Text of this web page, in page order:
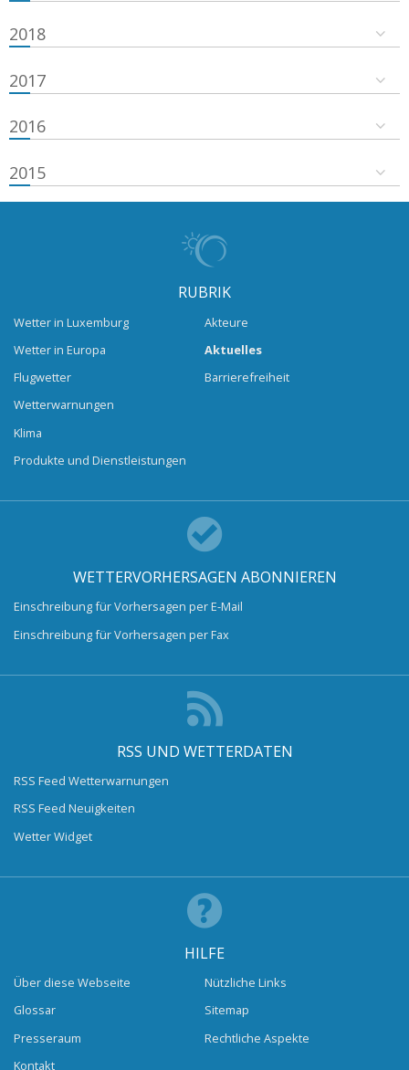
2018
2017
2016
2015
RUBRIK
Wetter in Luxemburg
Wetter in Europa
Flugwetter
Wetterwarnungen
Klima
Produkte und Dienstleistungen
Akteure
Aktuelles
Barrierefreiheit
WETTERVORHERSAGEN ABONNIEREN
Einschreibung für Vorhersagen per E-Mail
Einschreibung für Vorhersagen per Fax
RSS UND WETTERDATEN
RSS Feed Wetterwarnungen
RSS Feed Neuigkeiten
Wetter Widget
HILFE
Über diese Webseite
Glossar
Presseraum
Kontakt
Nützliche Links
Sitemap
Rechtliche Aspekte